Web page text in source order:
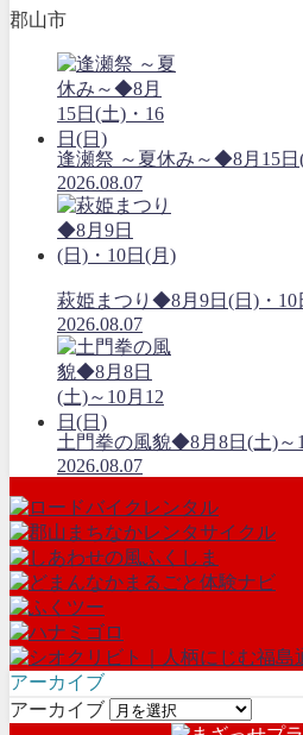
郡山市
逢瀬祭 ～夏休み～◆8月15日
2026.08.07
萩姫まつり◆8月9日(日)・10
2026.08.07
土門拳の風貌◆8月8日(土)～
2026.08.07
アーカイブ
アーカイブ